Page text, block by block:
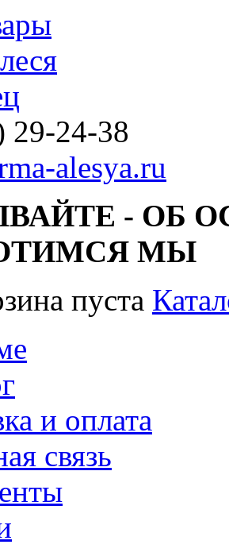
29-24-38
alesya.ru
- ОБ
МЫ
пуста
и оплата
связь